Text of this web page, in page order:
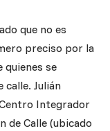
que no es
preciso por la
quienes se
calle. Julián
Integrador
de Calle (ubicado